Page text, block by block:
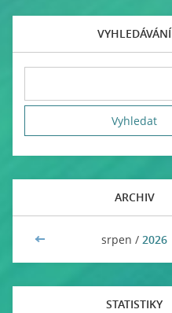
VYHLEDÁVÁNÍ
ARCHIV
<< srpen / 2026
STATISTIKY